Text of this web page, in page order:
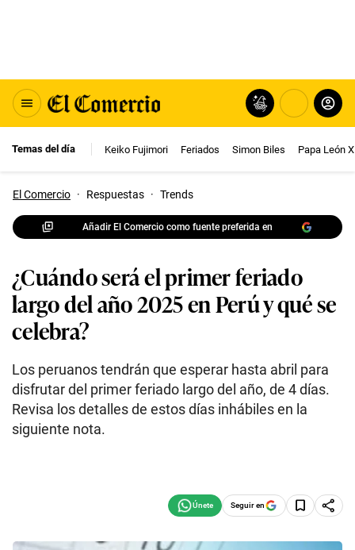
Temas del día Keiko Fujimori Feriados Simon Biles Papa León
El Comercio · Respuestas · Trends
Añadir El Comercio como fuente preferida en
¿Cuándo será el primer feriado
largo del año 2025 en Perú y qué se
celebra?
Los peruanos tendrán que esperar hasta abril para
disfrutar del primer feriado largo del año, de 4 días.
Revisa los detalles de estos días inhábiles en la
siguiente nota.
Seguir en